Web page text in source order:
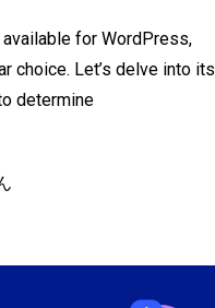
for WordPress,
choice. Let’s delve into its
determine